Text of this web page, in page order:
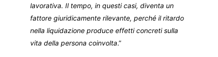
lavorativa. Il tempo, in questi casi, diventa un
fattore giuridicamente rilevante, perché il ritardo
nella liquidazione produce effetti concreti sulla
vita della persona coinvolta.”